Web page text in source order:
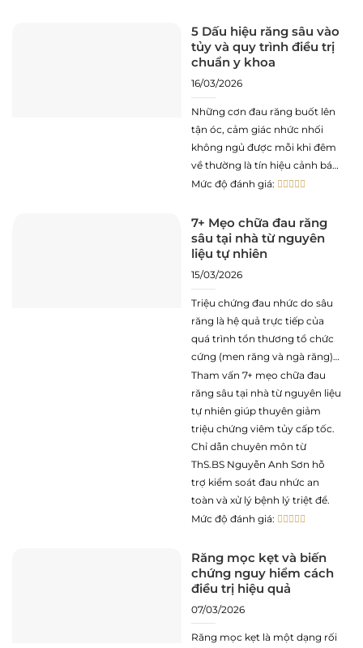
phát triển của xương hàm.
Thực tế
5 Dấu hiệu răng sâu vào
tủy và quy trình điều trị
chuẩn y khoa
16/03/2026
Những cơn đau răng buốt lên
tận óc, cảm giác nhức nhối
không ngủ được mỗi khi đêm
về thường là tín hiệu cảnh báo
nghiêm trọng nhất: tình trạng
chỉ là vấn đề về thẩm mỹ mà
còn là một cấp cứu nha
Mức độ đánh giá:
7+ Mẹo chữa đau răng
sâu tại nhà từ nguyên
liệu tự nhiên
15/03/2026
Triệu chứng đau nhức do sâu
răng là hệ quả trực tiếp của
quá trình tổn thương tổ chức
cứng (men răng và ngà răng),
dẫn đến sự kích thích các thụ
thể cảm giác tại tủy răng.
Trong điều kiện chưa thể tiếp
cận ngay các can thiệp nha
Tham vấn 7+ mẹo chữa đau
răng sâu tại nhà từ nguyên liệu
tự nhiên giúp thuyên giảm
triệu chứng viêm tủy cấp tốc.
Chỉ dẫn chuyên môn từ
ThS.BS Nguyễn Anh Sơn hỗ
trợ kiểm soát đau nhức an
toàn và xử lý bệnh lý triệt để.
Mức độ đánh giá:
Răng mọc kẹt và biến
chứng nguy hiểm cách
điều trị hiệu quả
07/03/2026
Răng mọc kẹt là một dạng rối